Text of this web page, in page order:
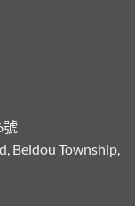
號
Beidou Township,